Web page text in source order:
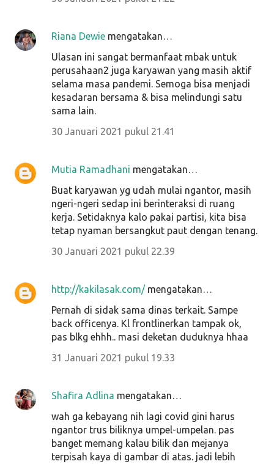
Riana Dewie mengatakan…
Ulasan ini sangat bermanfaat mbak untuk
perusahaan2 juga karyawan yang masih aktif
selama masa pandemi. Semoga bisa menjadi
kesadaran bersama & bisa melindungi satu
sama lain.
30 Januari 2021 pukul 21.41
Mutia Ramadhani mengatakan…
Buat karyawan yg udah mulai ngantor, masih
ngeri-ngeri sedap ini berinteraksi di ruang
kerja. Setidaknya kalo pakai partisi, kita bisa
tetap nyaman bersangkut paut dengan tenang.
30 Januari 2021 pukul 22.39
http://kakilasak.com/mengatakan…
Pernah di sidak sama dinas terkait. Sampe
back officenya. Kl frontlinerkan tampak ok,
pas blkg ehhh.. masi deketan duduknya hhaa
31 Januari 2021 pukul 19.33
Shafira Adlina mengatakan…
wah ga kebayang nih lagi covid gini harus
ngantor trus biliknya umpel-umpelan. pas
banget memang kalau bilik dan mejanya
terpisah kaya di gambar di atas. jadi lebih